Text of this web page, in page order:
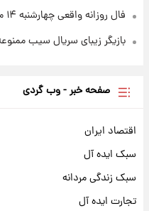
فال روزانه واقعی چهارشنبه ۱۴ مرداد ۱۴۰۵
بازیگر زیبای سریال سیب
صفحه خبر - وب گردی
اقتصاد ایران
سبک ایده آل
سبک زندگی مردانه
تجارت ایده آل